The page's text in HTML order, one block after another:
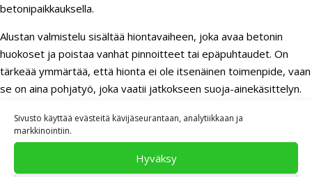
Sivusto käyttää evästeitä kävijäseurantaan, analytiikkaan ja
markkinointiin.
Hyväksy
betonipaikkauksella.
Alustan valmistelu sisältää hiontavaiheen, joka avaa betonin
huokoset ja poistaa vanhat pinnoitteet tai epäpuhtaudet. On
tärkeää ymmärtää, että hionta ei ole itsenäinen toimenpide, vaan
se on aina pohjatyö, joka vaatii jatkokseen suoja-ainekäsittelyn.
kosteudelle, joten se on suojattava viipymättä.
Pinnankovetin ja suoja-ainekäsittely